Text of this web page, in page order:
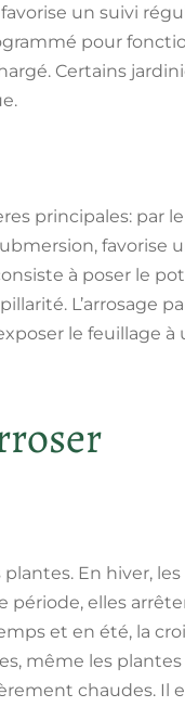
un suivi
pour
Certains
principales: par
à poser le
L’arrosage
le feuillage à
En hiver,
elles
et en été, la
même les
chaudes. Il